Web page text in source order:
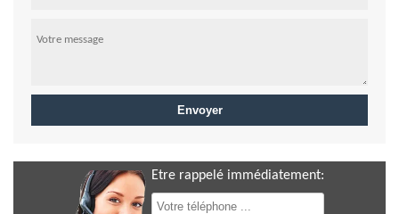
Etre rappelé immédiatement: